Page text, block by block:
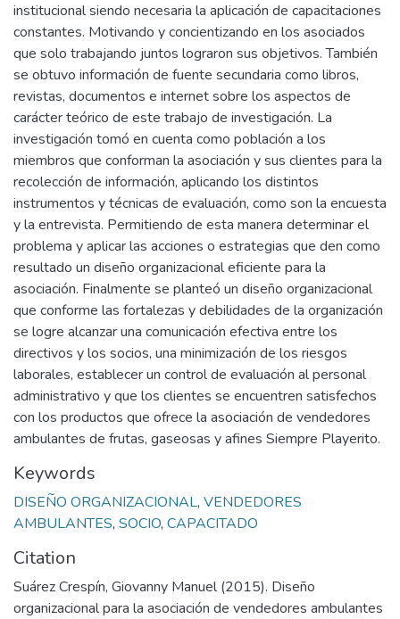
institucional siendo necesaria la aplicación de capacitaciones
constantes. Motivando y concientizando en los asociados
que solo trabajando juntos lograron sus objetivos. También
se obtuvo información de fuente secundaria como libros,
revistas, documentos e internet sobre los aspectos de
carácter teórico de este trabajo de investigación. La
investigación tomó en cuenta como población a los
miembros que conforman la asociación y sus clientes para la
recolección de información, aplicando los distintos
instrumentos y técnicas de evaluación, como son la encuesta
y la entrevista. Permitiendo de esta manera determinar el
problema y aplicar las acciones o estrategias que den como
resultado un diseño organizacional eficiente para la
asociación. Finalmente se planteó un diseño organizacional
que conforme las fortalezas y debilidades de la organización
se logre alcanzar una comunicación efectiva entre los
directivos y los socios, una minimización de los riesgos
laborales, establecer un control de evaluación al personal
administrativo y que los clientes se encuentren satisfechos
con los productos que ofrece la asociación de vendedores
ambulantes de frutas, gaseosas y afines Siempre Playerito.
Keywords
DISEÑO ORGANIZACIONAL, VENDEDORES
AMBULANTES, SOCIO, CAPACITADO
Citation
Suárez Crespín, Giovanny Manuel (2015). Diseño
organizacional para la asociación de vendedores ambulantes